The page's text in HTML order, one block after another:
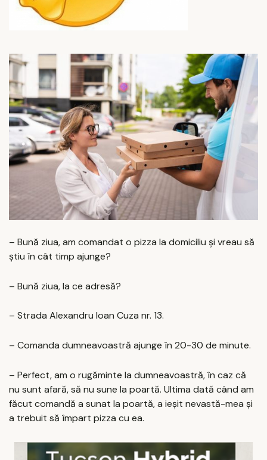
– Bună ziua, am comandat o pizza la domiciliu și vreau să
știu în cât timp ajunge?
– Bună ziua, la ce adresă?
– Strada Alexandru Ioan Cuza nr. 13.
– Comanda dumneavoastră ajunge în 20-30 de minute.
– Perfect, am o rugăminte la dumneavoastră, în caz că
nu sunt afară, să nu sune la poartă. Ultima dată când am
făcut comandă a sunat la poartă, a ieșit nevastă-mea și
a trebuit să împart pizza cu ea.